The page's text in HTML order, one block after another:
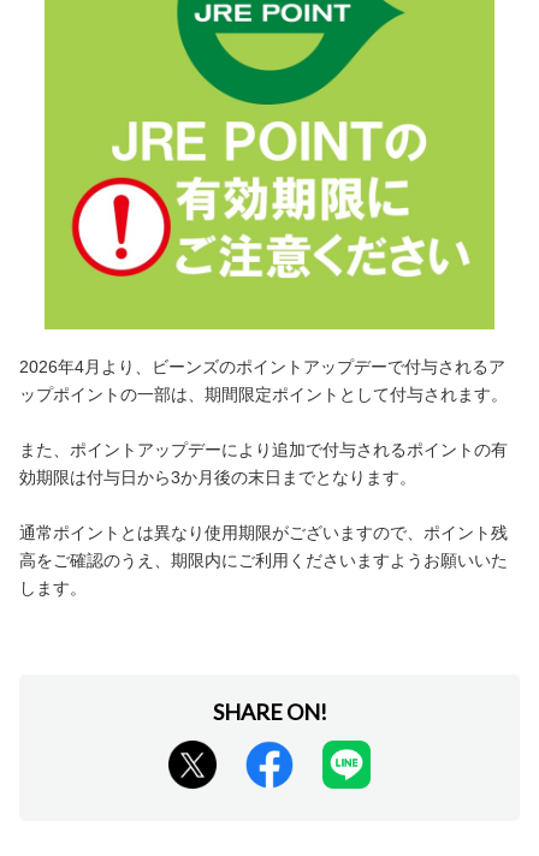
2026年4月より、ビーンズのポイントアップデーで付与されるア
ップポイントの一部は、期間限定ポイントとして付与されます。
また、ポイントアップデーにより追加で付与されるポイントの有
効期限は付与日から3か月後の末日までとなります。
通常ポイントとは異なり使用期限がございますので、ポイント残
高をご確認のうえ、期限内にご利用くださいますようお願いいた
します。